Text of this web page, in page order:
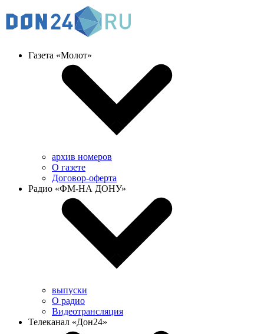
Газета «Молот»
архив номеров
О газете
Договор-оферта
Радио «ФМ-НА ДОНУ»
выпуски
О радио
Видеотрансляция
Телеканал «Дон24»